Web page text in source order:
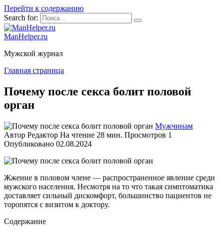
Перейти к содержанию
Search for:
ManHelper.ru
Мужской журнал
Главная страница
Почему после секса болит половой
орган
Мужчинам
Автор Редактор На чтение 28 мин. Просмотров 1
Опубликовано 02.08.2024
Жжение в половом члене — распространенное явление среди
мужского населения. Несмотря на то что такая симптоматика
доставляет сильный дискомфорт, большинство пациентов не
торопятся с визитом к доктору.
Содержание